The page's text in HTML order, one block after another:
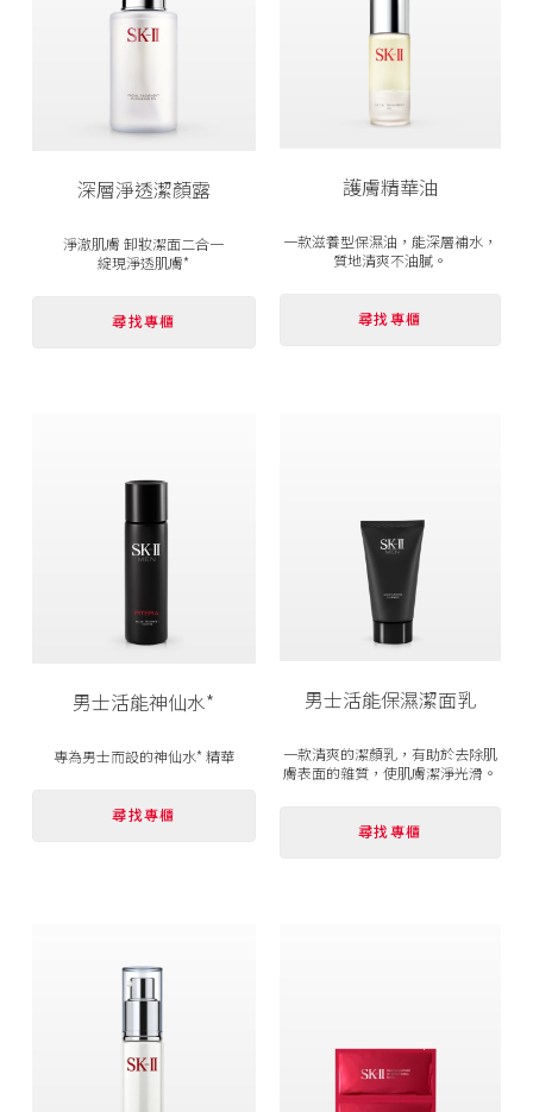
深層淨透潔顏露
淨澈肌膚 卸妝潔面二合一
綻現淨透肌膚*
尋找專櫃
護膚精華油
一款滋養型保濕油，能深層補水，
質地清爽不油膩。
尋找專櫃
男士活能神仙水*
專為男士而設的神仙水* 精華
尋找專櫃
男士活能保濕潔面乳
一款清爽的潔顏乳，有助於去除肌
膚表面的雜質，使肌膚潔淨光滑。
尋找專櫃